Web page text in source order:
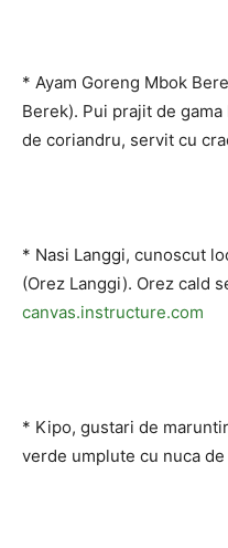
* Ayam Goreng Mbok
Berek). Pui prajit de
de coriandru, servit cu
* Nasi Langgi, cunoscut
(Orez Langgi). Orez cald
canvas.instructure.com
* Kipo, gustari de
verde umplute cu nuca